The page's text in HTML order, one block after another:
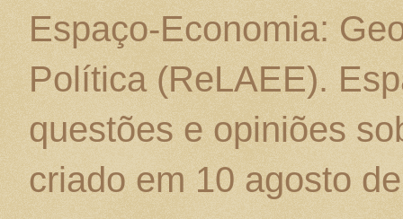
Espaço-Economia:
Política (ReLAEE).
questões e opiniões
criado em 10 agosto